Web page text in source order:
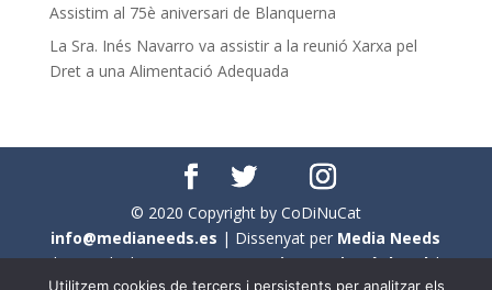
Assistim al 75è aniversari de Blanquerna
La Sra. Inés Navarro va assistir a la reunió Xarxa pel
Dret a una Alimentació Adequada
© 2020 Copyright by CoDiNuCat
info@medianeeds.es | Dissenyat per Media Needs
| Tots els drets reservats aCoDiNuCat |Avís legal|
Utilitzem cookies de tercers i persistents per analitzar els